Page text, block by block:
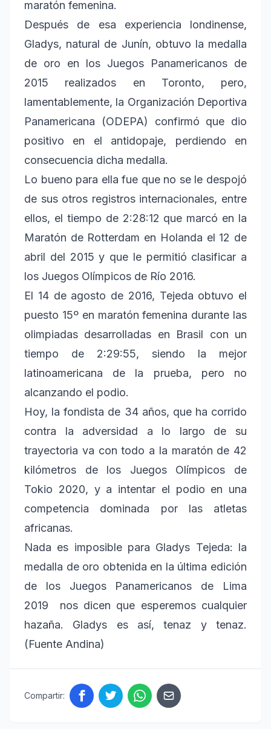
maratón femenina.
Después de esa experiencia londinense,
Gladys, natural de Junín, obtuvo la medalla
de oro en los Juegos Panamericanos de
2015 realizados en Toronto, pero,
lamentablemente, la Organización Deportiva
Panamericana (ODEPA) confirmó que dio
positivo en el antidopaje, perdiendo en
consecuencia dicha medalla.
Lo bueno para ella fue que no se le despojó
de sus otros registros internacionales, entre
ellos, el tiempo de 2:28:12 que marcó en la
Maratón de Rotterdam en Holanda el 12 de
abril del 2015 y que le permitió clasificar a
los Juegos Olímpicos de Río 2016.
El 14 de agosto de 2016, Tejeda obtuvo el
puesto 15º en maratón femenina durante las
olimpiadas desarrolladas en Brasil con un
tiempo de 2:29:55, siendo la mejor
latinoamericana de la prueba, pero no
alcanzando el podio.
Hoy, la fondista de 34 años, que ha corrido
contra la adversidad a lo largo de su
trayectoria va con todo a la maratón de 42
kilómetros de los Juegos Olímpicos de
Tokio 2020, y a intentar el podio en una
competencia dominada por las atletas
africanas.
Nada es imposible para Gladys Tejeda: la
medalla de oro obtenida en la última edición
de los Juegos Panamericanos de Lima
2019 nos dicen que esperemos cualquier
hazaña. Gladys es así, tenaz y tenaz.
(Fuente Andina)
Compartir: